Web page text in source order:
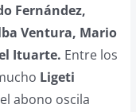
Fernández,
Ventura, Mario
Ituarte. Entre los
Ligeti
abono oscila